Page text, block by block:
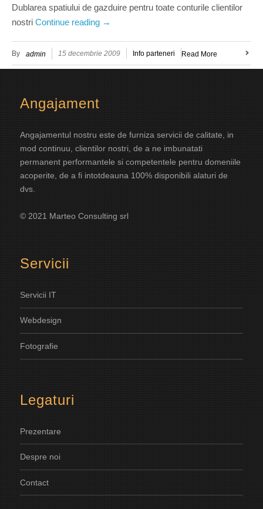
Dublarea spatiului de gazduire pentru toate conturile clientilor
nostri Continue reading →
By admin 15 decembrie 2009 Info parteneri Read More
Angajament
Angajamentul nostru este de furniza servicii de calitate, in
mod continuu, clientilor nostri, de a ne imbunatati
permanent performantele si competentele pentru domeniile
acoperite, de a fi intotdeauna 100% disponibili alaturi de
dvs.
© 2021 Marteo Consulting srl
Servicii
Servicii IT
Webdesign
Fotografie
Legaturi
Prezentare
Despre noi
Contact